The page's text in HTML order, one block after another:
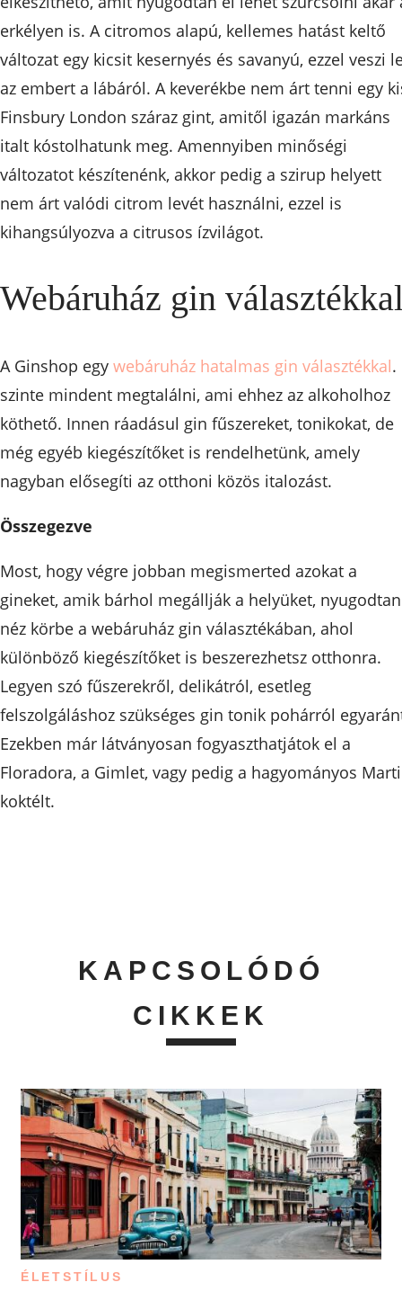
erkélyen is. A citromos alapú, kellemes hatást keltő
változat egy kicsit kesernyés és savanyú, ezzel veszi
az embert a lábáról. A keverékbe nem árt tenni egy
Finsbury London száraz gint, amitől igazán markáns
italt kóstolhatunk meg. Amennyiben minőségi
változatot készítenénk, akkor pedig a szirup helyett
nem árt valódi citrom levét használni, ezzel is
kihangsúlyozva a citrusos ízvilágot.
Webáruház gin
A Ginshop egy webáruház hatalmas gin választékkal.
szinte mindent megtalálni, ami ehhez az alkoholhoz
köthető. Innen ráadásul gin fűszereket, tonikokat, de
még egyéb kiegészítőket is rendelhetünk, amely
nagyban elősegíti az otthoni közös italozást.
Összegezve
Most, hogy végre jobban megismerted azokat a
gineket, amik bárhol megállják a helyüket, nyugodtan
néz körbe a webáruház gin választékában, ahol
különböző kiegészítőket is beszerezhetsz otthonra.
Legyen szó fűszerekről, delikátról, esetleg
felszolgáláshoz szükséges gin tonik pohárról
Ezekben már látványosan fogyaszthatjátok el a
Floradora, a Gimlet, vagy pedig a hagyományos
koktélt.
KAPCSOLÓDÓ
CIKKEK
ÉLETSTÍLUS